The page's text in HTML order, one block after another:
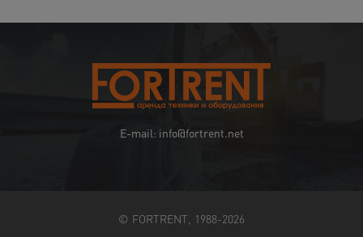
E-mail: info@fortrent.net
© FORTRENT, 1988-2026